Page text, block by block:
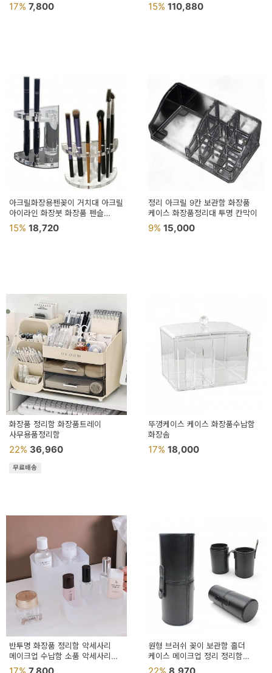
17% 7,800 15% 110,880
아크릴화장용펜꽂이 거치대 아크릴
아이라인 화장붓 화장품 펜슬
화장대
15% 18,720
정리 아크릴 9칸 보관함 화장품
케이스 화장품정리대 투명 칸막이
9% 15,000
화장품 정리함 화장품트레이
사무용품정리함
22% 36,960
무료배송
뚜껑케이스 케이스 화장품수납함
화장솜
17% 18,000
반투명 화장품 정리함 악세사리
메이크업 수납함 소품 악세사리함
오거나이저 테이블 데스크
원형 브러쉬 꽂이 보관함 홀더
케이스 메이크업 정리 정리함
정리대 용품 화장품 거치대